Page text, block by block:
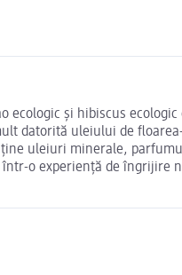
ecologic și hibiscus
datorită uleiului de
uleiuri minerale,
o experiență de îngrijire